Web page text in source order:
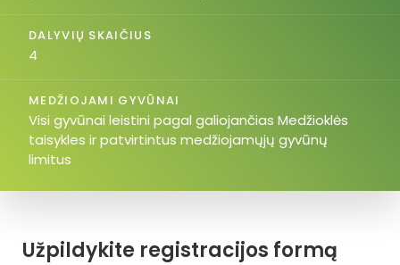
Užpildykite registracijos formą
DALYVIŲ SKAIČIUS
4
MEDŽIOJAMI GYVŪNAI
Visi gyvūnai leistini pagal galiojančias Medžioklės
taisykles ir patvirtintus medžiojamųjų gyvūnų
limitus